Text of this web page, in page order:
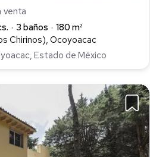
venta
3 baños
180 m²
Chirinos), Ocoyoacac
Estado de México